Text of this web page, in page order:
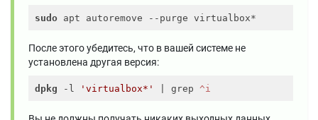
sudo
После этого убедитесь, что в вашей системе не
установлена ​​другая версия:
dpkg -l 'virtualbox*' | grep ^i